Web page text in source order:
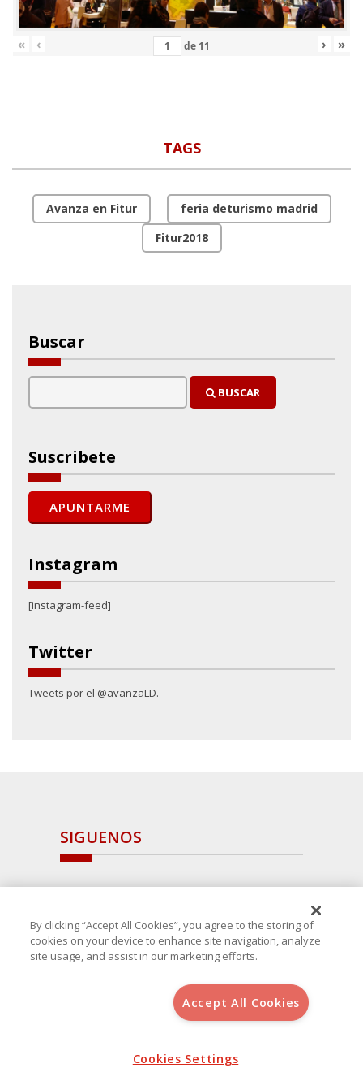
« ‹ de 11 › »
TAGS
Avanza en Fitur
feria deturismo madrid
Fitur2018
Buscar
BUSCAR
Suscribete
Instagram
[instagram-feed]
Twitter
Tweets por el @avanzaLD.
SIGUENOS
, S.L.U.(B-64405731) c/ San Norberto
Aviso Legal
Política de Cookies
By clicking “Accept All Cookies”, you agree to the storing of
cookies on your device to enhance site navigation, analyze
site usage, and assist in our marketing efforts.
Accept All Cookies
Cookies Settings